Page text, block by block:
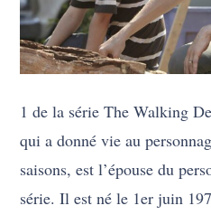
1 de la série The Walking
qui a donné vie au
saisons, est l’épouse du
série. Il est né le 1er juin